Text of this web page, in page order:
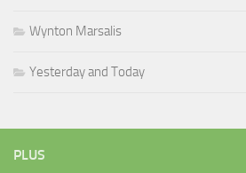
Wynton Marsalis
Yesterday and Today
PLUS